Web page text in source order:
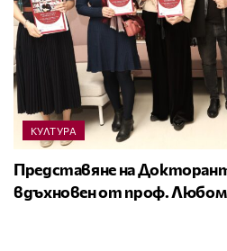
КУЛТУРА
Представяне на
вдъхновен от проф.